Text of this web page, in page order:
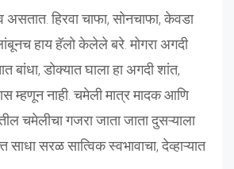
असतात. हिरवा चाफा, सोनचाफा, केवडा
हाय हॅलो केलेले बरे. मोगरा अगदी
बांधा, डोक्यात घाला हा अगदी शांत,
म्हणून नाही. चमेली मात्र मादक आणि
चमेलीचा गजरा जाता जाता दुसऱ्याला
साधा सरळ सात्विक स्वभावाचा, देव्हाऱ्यात